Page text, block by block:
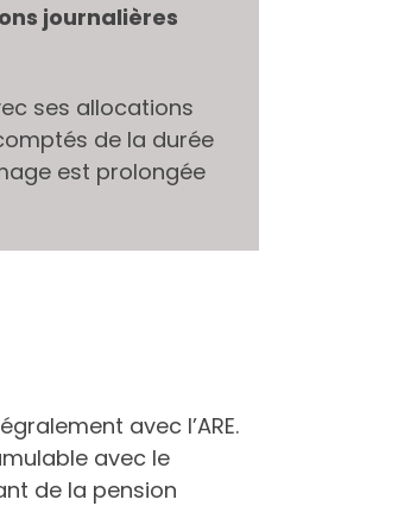
journalières
ses allocations
de la durée
est prolongée
avec l’ARE.
avec le
de la pension